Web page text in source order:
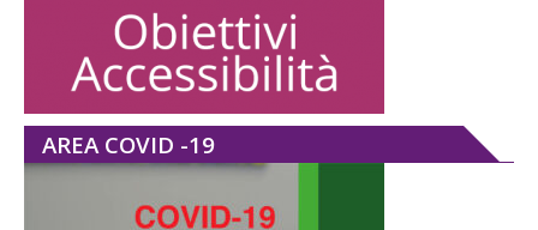
AREA COVID -19